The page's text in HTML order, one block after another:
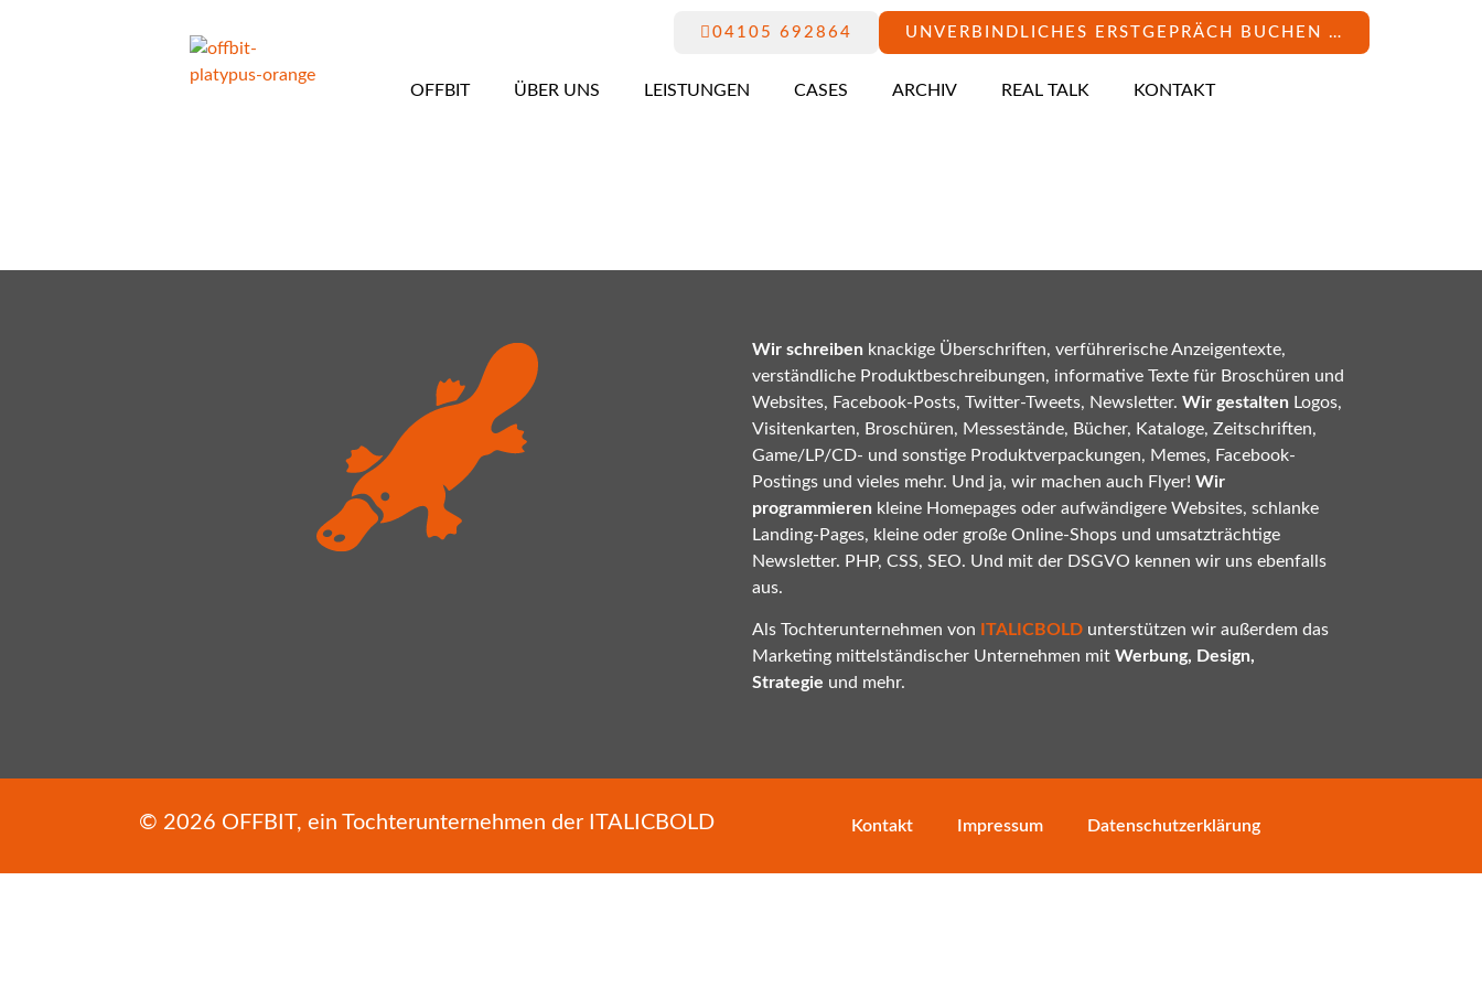
UNVERBINDLICHES ERSTGEPRÄCH BUCHEN …
04105 692864
OFFBIT ÜBER UNS LEISTUNGEN CASES ARCHIV REAL TALK KONTAKT
Wir schreiben knackige Überschriften, verführerische Anzeigentexte,
verständliche Produktbeschreibungen, informative Texte für Broschüren und
Websites, Facebook-Posts, Twitter-Tweets, Newsletter. Wir gestalten Logos,
Visitenkarten, Broschüren, Messestände, Bücher, Kataloge, Zeitschriften,
Game/LP/CD- und sonstige Produktverpackungen, Memes, Facebook-
Postings und vieles mehr. Und ja, wir machen auch Flyer! Wir
programmieren kleine Homepages oder aufwändigere Websites, schlanke
Landing-Pages, kleine oder große Online-Shops und umsatzträchtige
Newsletter. PHP, CSS, SEO. Und mit der DSGVO kennen wir uns ebenfalls
aus.
Als Tochterunternehmen von ITALICBOLD unterstützen wir außerdem das
Marketing mittelständischer Unternehmen mit Werbung, Design,
Strategie und mehr.
© 2026 OFFBIT, ein Tochterunternehmen der ITALICBOLD Kontakt Impressum Datenschutzerklärung